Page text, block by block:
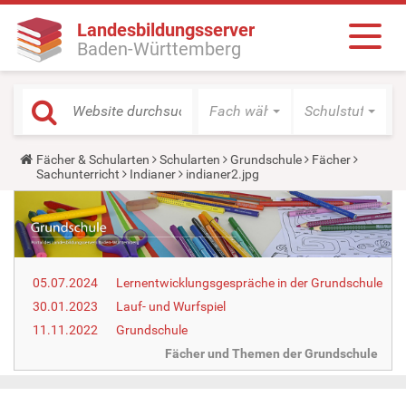
Landesbildungsserver
Baden-Württemberg
Fach wählen Schulstufe
Y
o
u
r
e
h
e
e
:
Fächer & Schularten Schularten Grundschule
Fächer
Sachunterricht
Indianer indianer2.jpg
05.07.2024
Lernentwicklungsgespräche in der Grundschule
30.01.2023
Lauf- und Wurfspiel
11.11.2022
Grundschule
Fächer und Themen der Grundschule